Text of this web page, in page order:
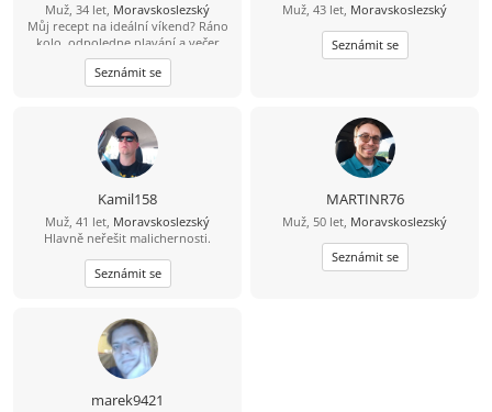
Muž, 34 let, Moravskoslezský
Můj recept na ideální víkend? Ráno
kolo, odpoledne plavání a večer
skvělá večeře. Výhoda pro tebe:
uvařím ji já. Když zrovna nejsem v
kuchyni, dost možná mě najdeš s
horách :). Hledám životní
partnerku.Umíš ocenit muže, co umí
uvařit i něco jiného než čaj a
instantní polévku? ????“
Seznámit se
Muž, 43 let, Moravskoslezský
Seznámit se
Kamil158
Muž, 41 let, Moravskoslezský
Hlavně neřešit malichernosti.
Seznámit se
MARTINR76
Muž, 50 let, Moravskoslezský
Seznámit se
marek9421